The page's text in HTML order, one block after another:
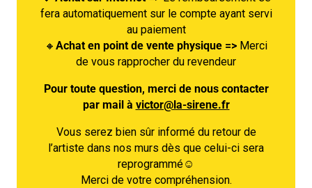
fera automatiquement sur le compte ayant servi
au paiement
🔸 Achat en point de vente physique => Merci
de vous rapprocher du revendeur
Pour toute question, merci de nous contacter
par mail à victor@la-sirene.fr
Vous serez bien sûr informé du retour de
l’artiste dans nos murs dès que celui-ci sera
reprogrammé☺︎
Merci de votre compréhension.